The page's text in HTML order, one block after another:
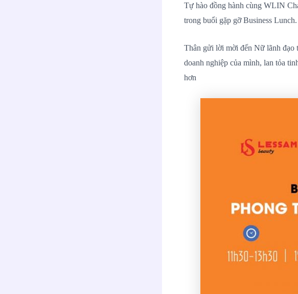
Tự hào đồng hành cùng WLIN
trong buổi gặp gỡ Business Lunch.
Thân gửi lời mời đến Nữ lãnh đạo
doanh nghiệp của mình, lan tỏa
hơn